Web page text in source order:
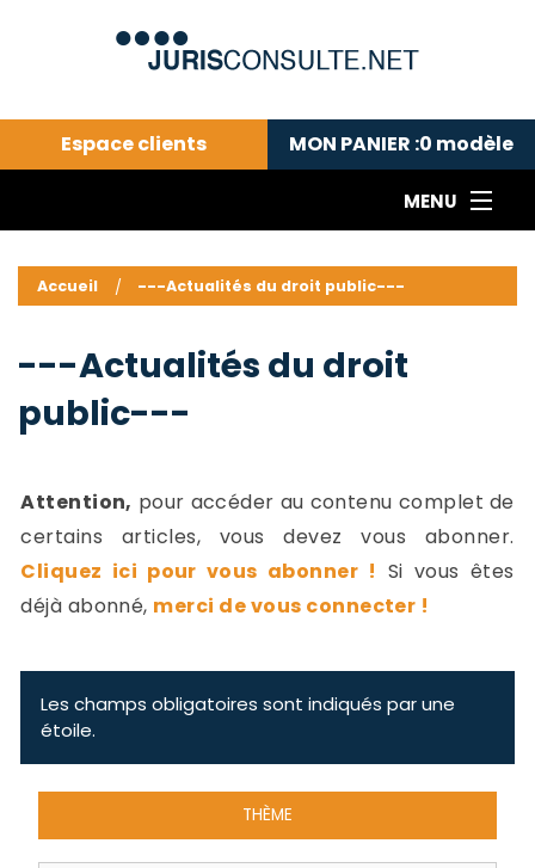
Espace clients MON PANIER :0 modèle
MENU
---Actualités du droit public---
Droit pénal---
Droit privé ---
Abonnement aux actualités
Accueil ---Actualités du droit public---
---Actualités du droit
public---
Attention, pour accéder au contenu complet de
certains articles, vous devez vous abonner.
Cliquez ici pour vous abonner ! Si vous êtes
déjà abonné, merci de vous connecter !
Les champs obligatoires sont indiqués par une
étoile.
THÈME